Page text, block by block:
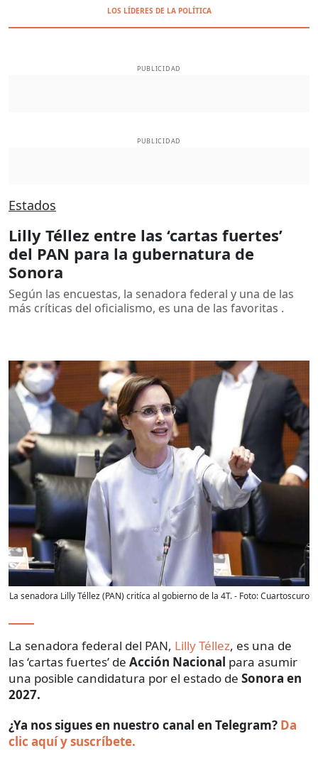
LOS LÍDERES DE LA POLÍTICA
PUBLICIDAD
PUBLICIDAD
Estados
Lilly Téllez entre las ‘cartas fuertes’
del PAN para la gubernatura de
Sonora
Según las encuestas, la senadora federal y una de las
más críticas del oficialismo, es una de las favoritas .
La senadora Lilly Téllez (PAN) critíca al gobierno de la 4T.- Foto:Cuartoscuro
La senadora federal del PAN, Lilly Téllez, es una de
las ‘cartas fuertes’ de Acción Nacional para asumir
una posible candidatura por el estado de Sonora en
2027.
¿Ya nos sigues en nuestro canal en Telegram? Da
clic aquí y suscríbete.